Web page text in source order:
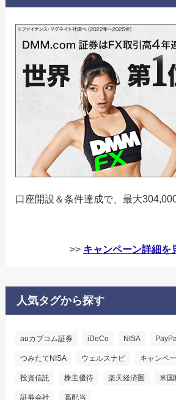
口座開設＆条件達成で、最大
>> キャンペーン詳細を
人気タグから探す
auカブコム証券 iDeCo NISA
つみたてNISA ウェルスナビ キャンペ
投資信託 株主優待 楽天経済圏 米国
証券会社 高配当